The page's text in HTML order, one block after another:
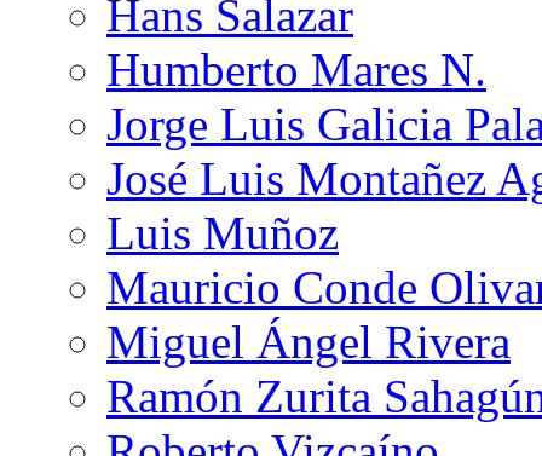
Hans Salazar
Humberto Mares N.
Jorge Luis Galicia
José Luis Montañez
Luis Muñoz
Mauricio Conde
Miguel Ángel Rivera
Ramón Zurita